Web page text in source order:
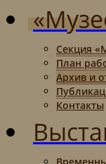
Секция
План
Архив и
Контакты